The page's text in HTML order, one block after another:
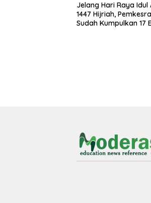
Jelang Hari Raya Idul
1447 Hijriah,
Sudah Kumpulkan 17